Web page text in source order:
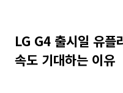
LG G4 출시일 유플
속도 기대하는 이유